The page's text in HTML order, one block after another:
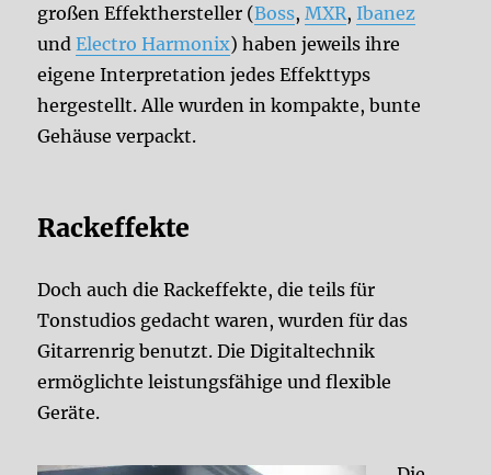
großen Effekthersteller (Boss, MXR, Ibanez
undElectro Harmonix) haben jeweils ihre
eigene Interpretation jedes Effekttyps
hergestellt. Alle wurden in kompakte, bunte
Gehäuse verpackt.
Rackeffekte
Doch auch die Rackeffekte, die teils für
Tonstudios gedacht waren, wurden für das
Gitarrenrig benutzt. Die Digitaltechnik
ermöglichte leistungsfähige und flexible
Geräte.